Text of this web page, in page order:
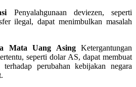
Penyalahgunaan deviezen, seperti
ilegal, dapat menimbulkan masalah
Mata Uang AsingKetergantungan
seperti dolar AS, dapat membuat
perubahan kebijakan negara